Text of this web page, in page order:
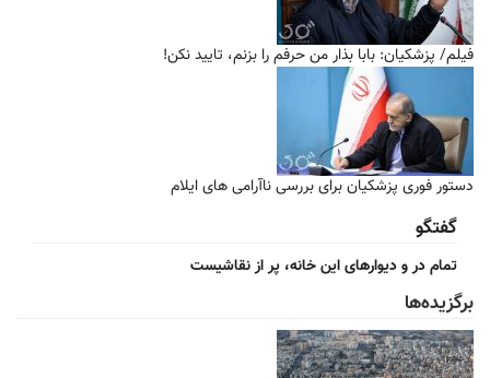
فیلم/ پزشکیان: بابا بذار من حرفم را بزنم، تایید نکن!
دستور فوری پزشکیان برای بررسی ناآرامی های ایلام
گفتگو
تمام در و دیوارهای این خانه، پر از نقاشیست
برگزیده‌ها